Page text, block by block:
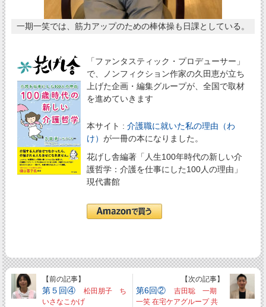
一期一笑では、筋力アップのための棒体操も日課としている。
「ファンタスティック・プロデューサー」
で、ノンフィクション作家の久田恵が立ち
上げた企画・編集グループが、全国で取材
を進めていきます
本サイト : 介護職に就いた私の理由（わ
け） が一冊の本になりました。
花げし舎編著「人生100年時代の新しい介
護哲学：介護を仕事にした100人の理由」
現代書館
【前の記事】
第５回④松田朋子 ち
いさなこかげ
【次の記事】
第6回②吉田聡 一期
一笑 在宅ケアグループ 共